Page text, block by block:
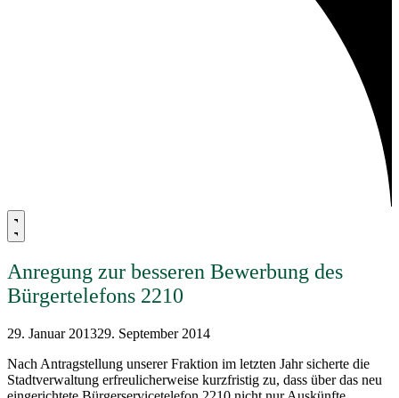
Anregung zur besseren Bewerbung des
Bürgertelefons 2210
29. Januar 201329. September 2014
Nach Antragstellung unserer Fraktion im letzten Jahr sicherte die
Stadtverwaltung erfreulicherweise kurzfristig zu, dass über das neu